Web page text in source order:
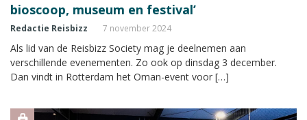
bioscoop, museum en festival’
Redactie Reisbizz 7 november 2024
Als lid van de Reisbizz Society mag je deelnemen aan
verschillende evenementen. Zo ook op dinsdag 3 december.
Dan vindt in Rotterdam het Oman-event voor […]